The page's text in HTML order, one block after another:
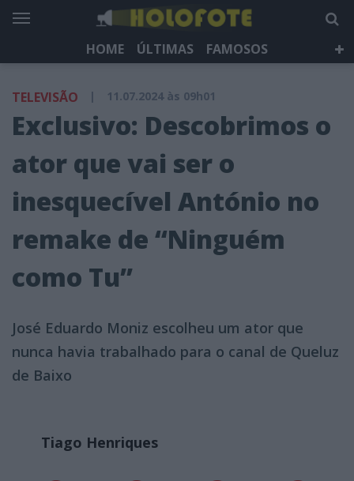
HOME ÚLTIMAS
FAMOSOS
HOLOFOTE TV
NEWSLETTER
TELEVISÃO | 11.07.2024 às 09h01
Exclusivo: Descobrimos o
ator que vai ser o
inesquecível António no
remake de “Ninguém
como Tu”
José Eduardo Moniz escolheu um ator que
nunca havia trabalhado para o canal de Queluz
de Baixo
Tiago Henriques